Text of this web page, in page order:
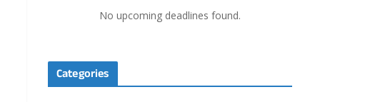
No upcoming deadlines found.
Categories